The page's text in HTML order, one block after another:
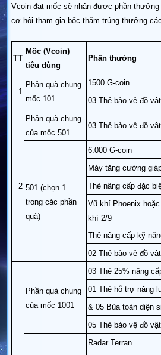
Vcoin đạt mốc sẽ nhận được phần
cơ hội tham gia bốc thăm trúng thưởng
TT
Mốc (Vcoin)
tiêu dùng
Phần thưởng
1
Phần quà chung
mốc 101
1500 G-coin
03 Thẻ bảo vệ đồ
2
Phần quà chung
của mốc 501
03 Thẻ bảo vệ đồ
501 (chọn 1
trong các phần
quà)
6.000 G-coin
Máy tăng cường
Thẻ nâng cấp đặc
Vũ khí Phoenix
khí 2/9
Thẻ nâng cấp kỹ
02 Thẻ bảo vệ đồ
Phần quà chung
của mốc 1001
03 Thẻ 25% nâng
01 Thẻ hỗ trợ năng
& 05 Bùa toàn diện
05 Thẻ bảo vệ đồ
Radar Terran